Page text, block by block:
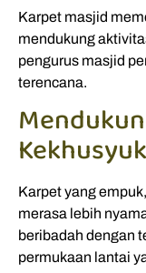
Karpet masjid
mendukung
pengurus masjid
terencana.
Karpet yang
merasa lebih
beribadah dengan
permukaan lantai